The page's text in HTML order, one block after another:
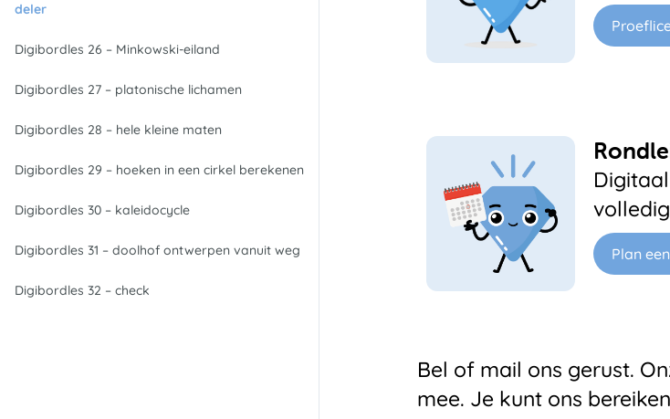
deler
Digibordles 26 – Minkowski-eiland
Digibordles 27 – platonische lichamen
Digibordles 28 – hele kleine maten
Digibordles 29 – hoeken in een cirkel berekenen
Digibordles 30 – kaleidocycle
Digibordles 31 – doolhof ontwerpen vanuit weg
Digibordles 32 – check
Plan
Bel of mail ons gerust.
mee. Je kunt ons